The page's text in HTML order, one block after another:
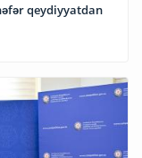
qeydiyyatdan